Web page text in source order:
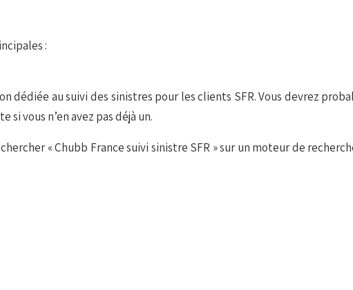
:
dédiée au suivi des sinistres pour les clients SFR. Vous devrez
vous n’en avez pas déjà un.
« Chubb France suivi sinistre SFR » sur un moteur de